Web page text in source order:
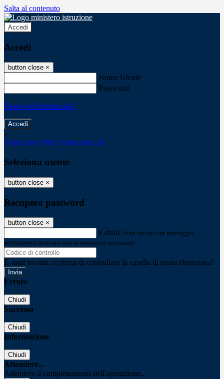
Salta al contenuto
Accedi
Accedi
button close ×
Nome Utente
Password
Password dimenticata?
-
Entra con SPID Entra con CIE
Seleziona utente
button close ×
Recupero password
button close ×
E-mail Verrà inviato un messaggio
all'indirizzo indicato con le istruzioni necessarie.
E-mail inviata, si prega di controllare la casella di posta elettronica!
Errore
Chiudi
Successo
Chiudi
Informazione
Chiudi
Attendere...
Attendere il completamento dell'operazione...